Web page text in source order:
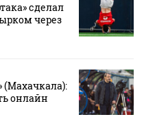
сделал
через
онлайн